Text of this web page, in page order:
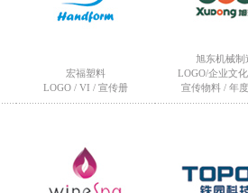
宏福塑料
LOGO / VI / 宣传册
旭东机械制
LOGO/企业文
宣传物料 / 年